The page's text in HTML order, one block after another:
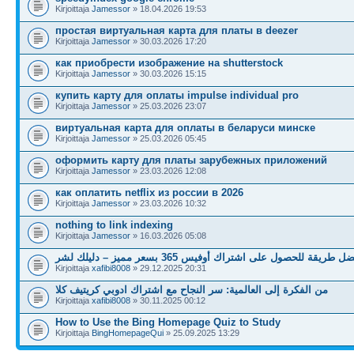
Kirjoittaja Jamessor » 18.04.2026 19:53
простая виртуальная карта для платы в deezer
Kirjoittaja Jamessor » 30.03.2026 17:20
как приобрести изображение на shutterstock
Kirjoittaja Jamessor » 30.03.2026 15:15
купить карту для оплаты impulse individual pro
Kirjoittaja Jamessor » 25.03.2026 23:07
виртуальная карта для оплаты в беларуси минске
Kirjoittaja Jamessor » 25.03.2026 05:45
оформить карту для платы зарубежных приложений
Kirjoittaja Jamessor » 23.03.2026 12:08
как оплатить netflix из россии в 2026
Kirjoittaja Jamessor » 23.03.2026 10:32
nothing to link indexing
Kirjoittaja Jamessor » 16.03.2026 05:08
طريقة للحصول على اشتراك أوفيس 365 بسعر مميز – دليلك لشر
Kirjoittaja xafibi8008 » 29.12.2025 20:31
من الفكرة إلى العالمية: سر النجاح مع اشتراك ادوبي كريتيف كلا
Kirjoittaja xafibi8008 » 30.11.2025 00:12
How to Use the Bing Homepage Quiz to Study
Kirjoittaja BingHomepageQui » 25.09.2025 13:29